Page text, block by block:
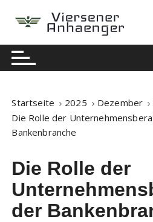
Viersener
Berühmte Nachrichten
Startseite 2025 Dezember
Die Rolle der
Bankenbranche
Die Rolle der
der